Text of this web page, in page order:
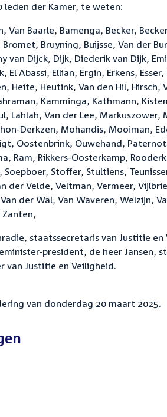
leden der Kamer, te weten:
Van Baarle, Bamenga, Becker,
Bruyning, Buijsse, Van der
van Dijck, Dijk, Diederik van Dijk,
El Abassi, Ellian, Ergin, Erkens,
Heite, Heutink, Van den Hil,
Kamminga, Kathmann,
Lahlah, Van der Lee,
Derkzen, Mohandis, Mooiman,
Oostenbrink, Ouwehand,
Ram, Rikkers-Oosterkamp,
Soepboer, Stoffer, Stultiens,
der Velde, Veltman, Vermeer,
der Wal, Van Waveren, Welzijn,
Zanten,
staatssecretaris van Justitie
president, de heer Jansen,
van Justitie en Veiligheid.
van donderdag 20 maart 2025.